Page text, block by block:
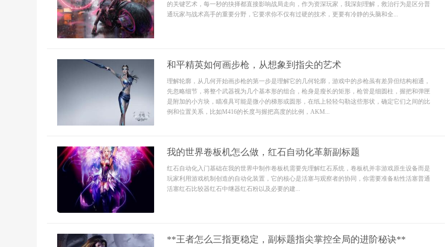
的关键艺术，每一秒的抉择都直接影响战局走向，作为资深玩家，我深刻理解，救治行为是区分普
通玩家与战术高手的重要分野，它要求你不仅有过硬的技术，更要有冷静的头脑和全...
和平精英如何画步枪，从想象到指尖的艺术
理解轮廓，从几何开始画步枪的第一步是理解它的几何轮廓，游戏中的步枪虽有差异但结构相通，
先忽略细节，将整个武器视为几个基本形的组合，枪身是瘦长的矩形，枪管是细圆柱，握把和弹匣
是附加的小方块，瞄准具可能是微小的梯形或圆形，在纸上轻轻勾勒这些形状，确定它们之间的比
例和位置关系，比如M416的长度与握把高度的比例，AKM...
我的世界卷板机怎么做，红石自动化革新副标题
红石自动化入门基础在我的世界中制作卷板机需要先理解红石系统，卷板机并非游戏原生设备而是
玩家利用游戏机制创造的自动化装置，它的核心是活塞与观察者的协同，你需要准备粘性活塞普通
活塞红石比较器红石中继器红石粉以及必要的建...
**王者怎么三指更稳定，副标题指尖掌控全局的进阶秘诀**